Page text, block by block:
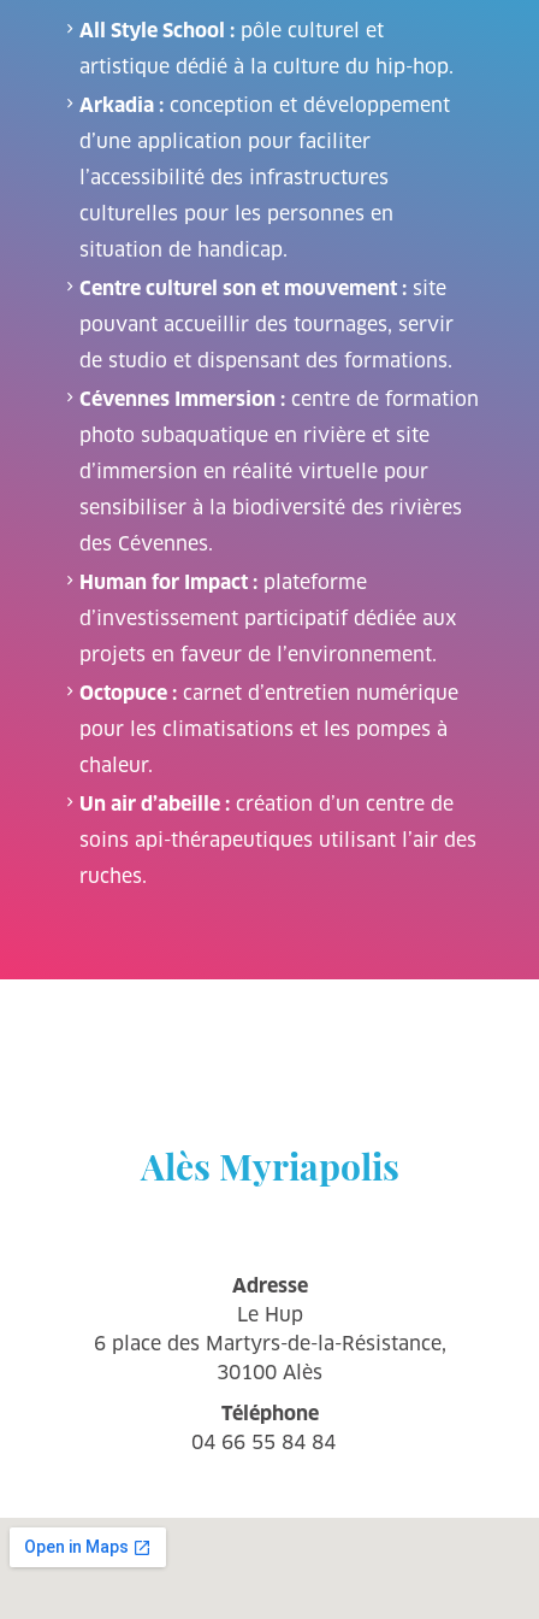
All Style School : pôle culturel et
artistique dédié à la culture du hip-hop.
Arkadia : conception et développement
d’une application pour faciliter
l’accessibilité des infrastructures
culturelles pour les personnes en
situation de handicap.
Centre culturel son et mouvement : site
pouvant accueillir des tournages, servir
de studio et dispensant des formations.
Cévennes Immersion : centre de formation
photo subaquatique en rivière et site
d’immersion en réalité virtuelle pour
sensibiliser à la biodiversité des rivières
des Cévennes.
Human for Impact : plateforme
d’investissement participatif dédiée aux
projets en faveur de l’environnement.
Octopuce : carnet d’entretien numérique
pour les climatisations et les pompes à
chaleur.
Un air d’abeille : création d’un centre de
soins api-thérapeutiques utilisant l’air des
ruches.
Alès Myriapolis
Adresse
Le Hup
6 place des Martyrs-de-la-Résistance,
30100 Alès
Téléphone
04 66 55 84 84